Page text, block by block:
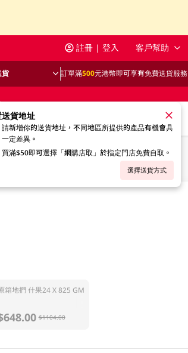
註冊 | 登入 客戶幫助
貨 訂單滿500元港幣即可享有免費送貨服務
貨地址
請新增你的送貨地址，不同地區所提供的產品有機會具
一定差異。
買滿$50即可選擇「網購店取」於指定門店免費自取。
選擇送貨方式
箱地捫 什果24 X 825 GM
$1104.00